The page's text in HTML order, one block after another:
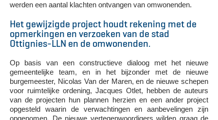
werden een aantal klachten ontvangen van omwonenden.
Het gewijzigde project houdt rekening met de
opmerkingen en verzoeken van de stad
Ottignies-LLN en de omwonenden.
Op basis van een constructieve dialoog met het nieuwe
gemeentelijke team, en in het bijzonder met de nieuwe
burgemeester, Nicolas Van der Maren, en de nieuwe schepen
voor ruimtelijke ordening, Jacques Otlet, hebben de auteurs
van de projecten hun plannen herzien en een ander project
opgesteld waarin de verwachtingen en aanbevelingen zijn
opgenomen. De nieuwe vertegenwoordigers wilden graag de